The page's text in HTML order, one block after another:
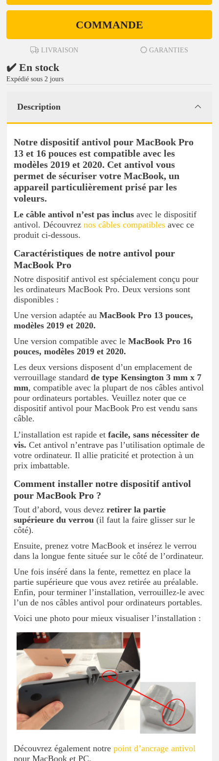
COMMANDE
LIVRAISON GARANTIES
✔️ En stock
Expédié sous 2 jours
Description
Notre dispositif antivol pour MacBook Pro
13 et 16 pouces est compatible avec les
modèles 2019 et 2020. Cet antivol vous
permet de sécuriser votre MacBook, un
appareil particulièrement prisé par les
voleurs.
Le câble antivol n’est pas inclus avec le dispositif
antivol. Découvrez nos câbles compatibles avec ce
produit ci-dessous.
Caractéristiques de notre antivol pour
MacBook Pro
Notre dispositif antivol est spécialement conçu pour
les ordinateurs MacBook Pro. Deux versions sont
disponibles :
Une version adaptée au MacBook Pro 13 pouces,
modèles 2019 et 2020.
Une version compatible avec le MacBook Pro 16
pouces, modèles 2019 et 2020.
Les deux versions disposent d’un emplacement de
verrouillage standard de type Kensington 3 mm x 7
mm, compatible avec la plupart de nos câbles antivol
pour ordinateurs portables. Veuillez noter que ce
dispositif antivol pour MacBook Pro est vendu sans
câble.
L’installation est rapide et facile, sans nécessiter de
vis. Cet antivol n’entrave pas l’utilisation optimale de
votre ordinateur. Il allie praticité et protection à un
prix imbattable.
Comment installer notre dispositif antivol
pour MacBook Pro ?
Tout d’abord, vous devez retirer la partie
supérieure du verrou (il faut la faire glisser sur le
côté).
Ensuite, prenez votre MacBook et insérez le verrou
dans la longue fente située sur le côté de l’ordinateur.
Une fois inséré dans la fente, remettez en place la
partie supérieure que vous avez retirée au préalable.
Enfin, pour terminer l’installation, verrouillez-le avec
l’un de nos câbles antivol pour ordinateurs portables.
Voici une photo pour mieux visualiser l’installation :
Découvrez également notre point d’ancrage antivol
pour MacBook et PC.